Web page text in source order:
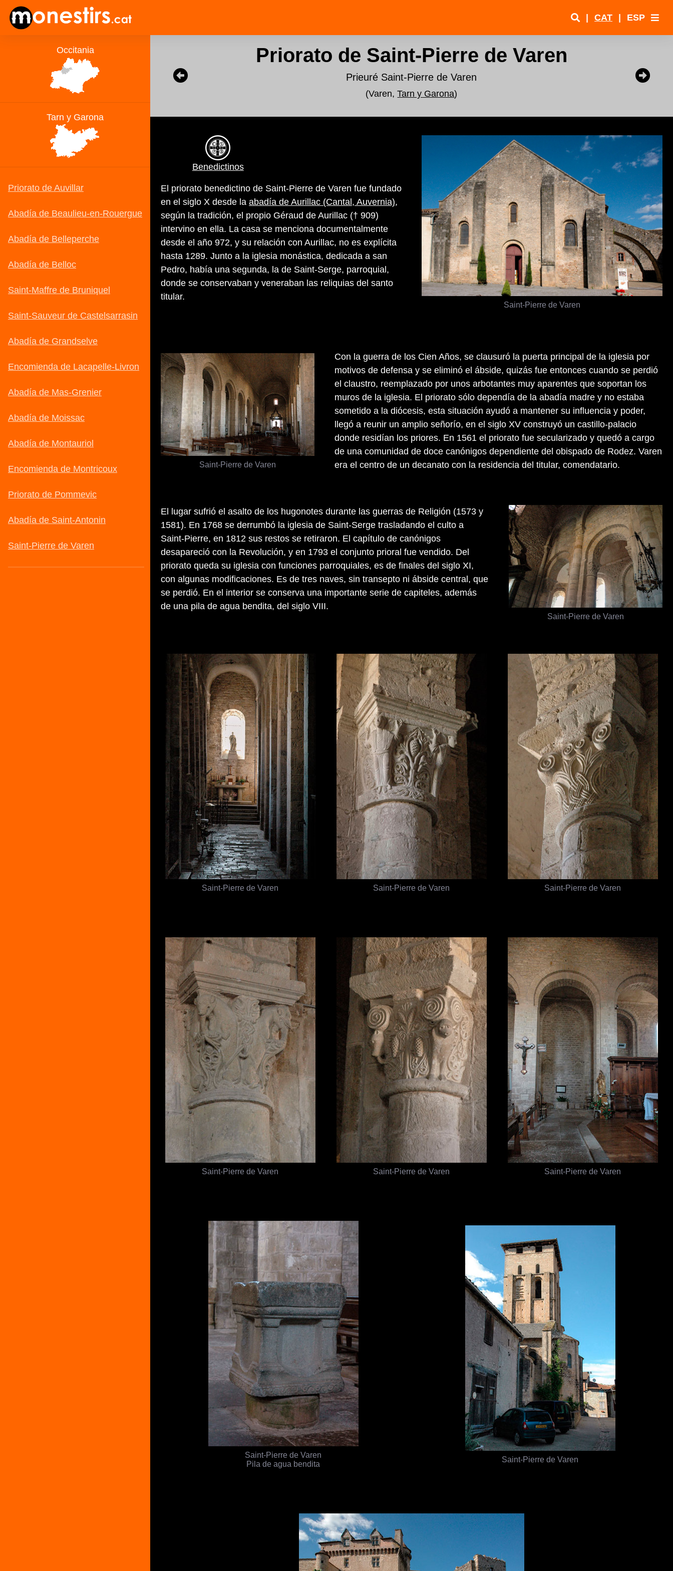
| CAT | ESP
Priorato de Saint-Pierre de Varen
Prieuré Saint-Pierre de Varen
(Varen,Tarn y Garona)
Saint-Pierre de Varen
Benedictinos
El priorato benedictino de Saint-Pierre de Varen fue fundado
en el siglo X desde la abadía de Aurillac (Cantal, Auvernia),
según la tradición, el propio Géraud de Aurillac († 909)
intervino en ella. La casa se menciona documentalmente
desde el año 972, y su relación con Aurillac, no es explícita
hasta 1289. Junto a la iglesia monástica, dedicada a san
Pedro, había una segunda, la de Saint-Serge, parroquial,
donde se conservaban y veneraban las reliquias del santo
titular.
Saint-Pierre de Varen
Con la guerra de los Cien Años, se clausuró la puerta principal de la iglesia por
motivos de defensa y se eliminó el ábside, quizás fue entonces cuando se perdió
el claustro, reemplazado por unos arbotantes muy aparentes que soportan los
muros de la iglesia. El priorato sólo dependía de la abadía madre y no estaba
sometido a la diócesis, esta situación ayudó a mantener su influencia y poder,
llegó a reunir un amplio señorío, en el siglo XV construyó un castillo-palacio
donde residían los priores. En 1561 el priorato fue secularizado y quedó a cargo
de una comunidad de doce canónigos dependiente del obispado de Rodez. Varen
era el centro de un decanato con la residencia del titular, comendatario.
El lugar sufrió el asalto de los hugonotes durante las guerras de Religión (1573 y
1581). En 1768 se derrumbó la iglesia de Saint-Serge trasladando el culto a
Saint-Pierre, en 1812 sus restos se retiraron. El capítulo de canónigos
desapareció con la Revolución, y en 1793 el conjunto prioral fue vendido. Del
priorato queda su iglesia con funciones parroquiales, es de finales del siglo XI,
con algunas modificaciones. Es de tres naves, sin transepto ni ábside central, que
se perdió. En el interior se conserva una importante serie de capiteles, además
de una pila de agua bendita, del siglo VIII.
Saint-Pierre de Varen
Saint-Pierre de Varen Saint-Pierre de Varen Saint-Pierre de Varen
Saint-Pierre de Varen Saint-Pierre de Varen Saint-Pierre de Varen
Saint-Pierre de Varen
Pila de agua bendita
Saint-Pierre de Varen